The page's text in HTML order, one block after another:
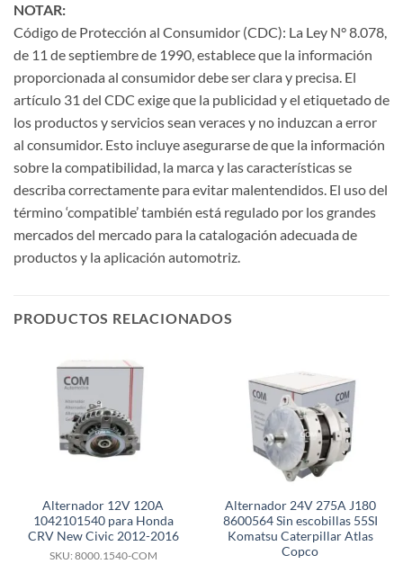
NOTAR:
Código de Protección al Consumidor (CDC): La Ley N° 8.078,
de 11 de septiembre de 1990, establece que la información
proporcionada al consumidor debe ser clara y precisa. El
artículo 31 del CDC exige que la publicidad y el etiquetado de
los productos y servicios sean veraces y no induzcan a error
al consumidor. Esto incluye asegurarse de que la información
sobre la compatibilidad, la marca y las características se
describa correctamente para evitar malentendidos. El uso del
término ‘compatible’ también está regulado por los grandes
mercados del mercado para la catalogación adecuada de
productos y la aplicación automotriz.
PRODUCTOS RELACIONADOS
Alternador 12V 120A
1042101540 para Honda
CRV New Civic 2012-2016
SKU: 8000.1540-COM
Alternador 24V 275A J180
8600564 Sin escobillas 55SI
Komatsu Caterpillar Atlas
Copco